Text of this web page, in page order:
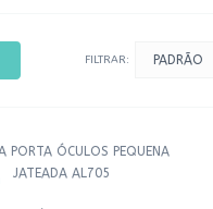
FILTRAR: